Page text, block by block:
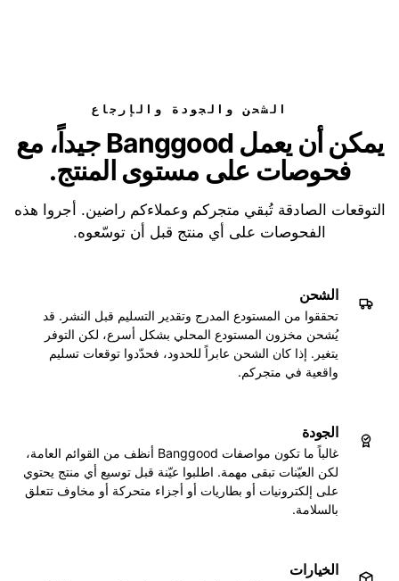
الشحن والجودة والإرجاع
يمكن أن يعمل Banggood جيداً، مع
فحوصات على مستوى المنتج.
التوقعات الصادقة تُبقي متجركم وعملاءكم راضين. أجروا هذه
الفحوصات على أي منتج قبل أن توسّعوه.
الشحن
تحققوا من المستودع المدرج وتقدير التسليم قبل النشر. قد
يُشحن مخزون المستودع المحلي بشكل أسرع، لكن التوفر
يتغير. إذا كان الشحن عابراً للحدود، فحدّدوا توقعات تسليم
واقعية في متجركم.
الجودة
غالباً ما تكون مواصفات Banggood أنظف من القوائم العامة،
لكن العيّنات تبقى مهمة. اطلبوا عيّنة قبل توسيع أي منتج يحتوي
على إلكترونيات أو بطاريات أو أجزاء متحركة أو مخاوف تتعلق
بالسلامة.
الخيارات